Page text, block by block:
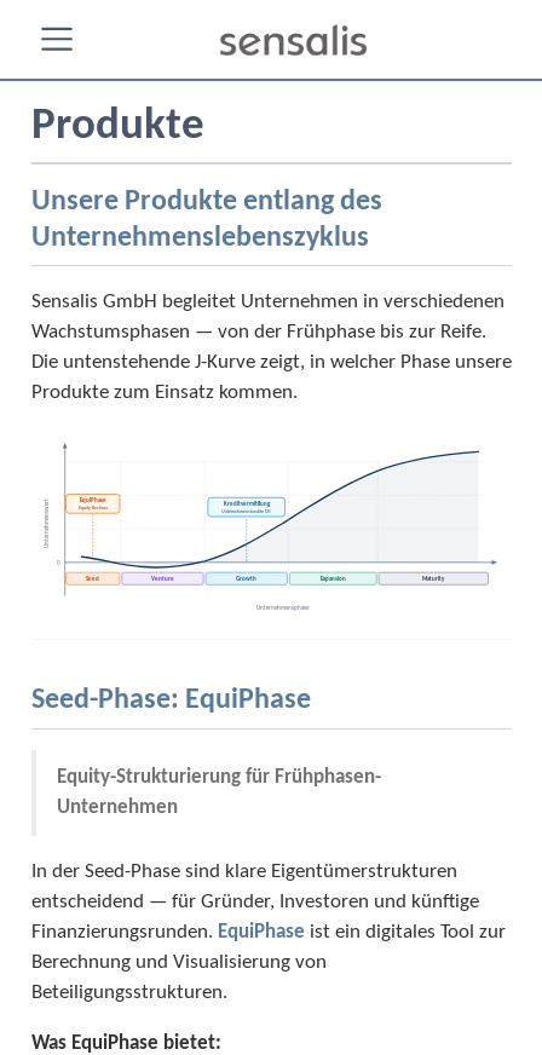
Produkte
Unsere Produkte entlang des
Unternehmenslebenszyklus
Sensalis GmbH begleitet Unternehmen in verschiedenen
Wachstumsphasen — von der Frühphase bis zur Reife.
Die untenstehende J-Kurve zeigt, in welcher Phase unsere
Produkte zum Einsatz kommen.
Unternehmenswert
Unternehmensphase
0
Seed Venture Growth Expansion Maturity
EquiPhase
Equity-Rechner
Kreditvermittlung
Unternehmenskredite CH
Seed-Phase: EquiPhase
Equity-Strukturierung für Frühphasen-
Unternehmen
In der Seed-Phase sind klare Eigentümerstrukturen
entscheidend — für Gründer, Investoren und künftige
Finanzierungsrunden. EquiPhase ist ein digitales Tool zur
Berechnung und Visualisierung von
Beteiligungsstrukturen.
Was EquiPhase bietet: